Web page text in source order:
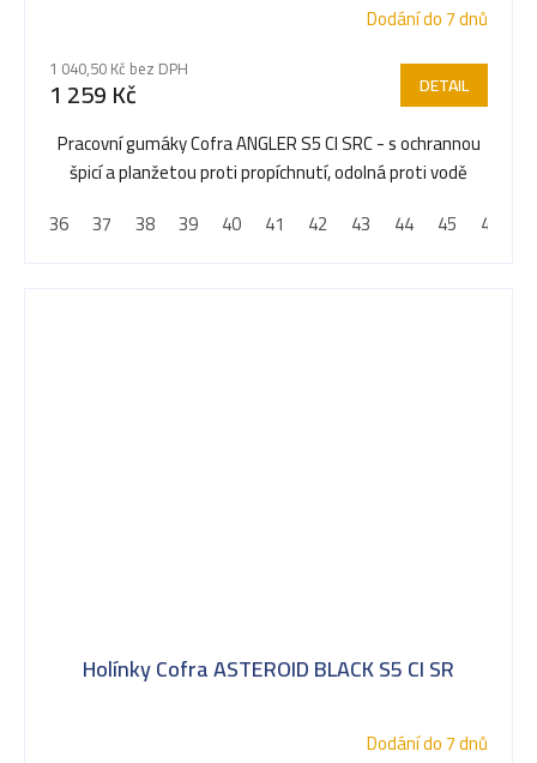
Dodání do 7 dnů
1 040,50 Kč bez DPH
1 259 Kč DETAIL
Pracovní gumáky Cofra ANGLER S5 CI SRC - s ochrannou
špicí a planžetou proti propíchnutí, odolná proti vodě
36
37 38 39 40 41 42 43 44 45 46
Holínky Cofra ASTEROID BLACK S5 CI SR
Dodání do 7 dnů